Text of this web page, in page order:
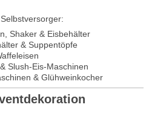
Shaker & Eisbehälter
& Suppentöpfe
Slush-Eis-Maschinen
& Glühweinkocher